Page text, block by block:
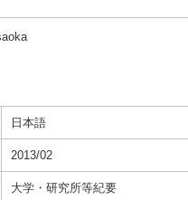
日本語
2013/02
大学・研究所等紀要